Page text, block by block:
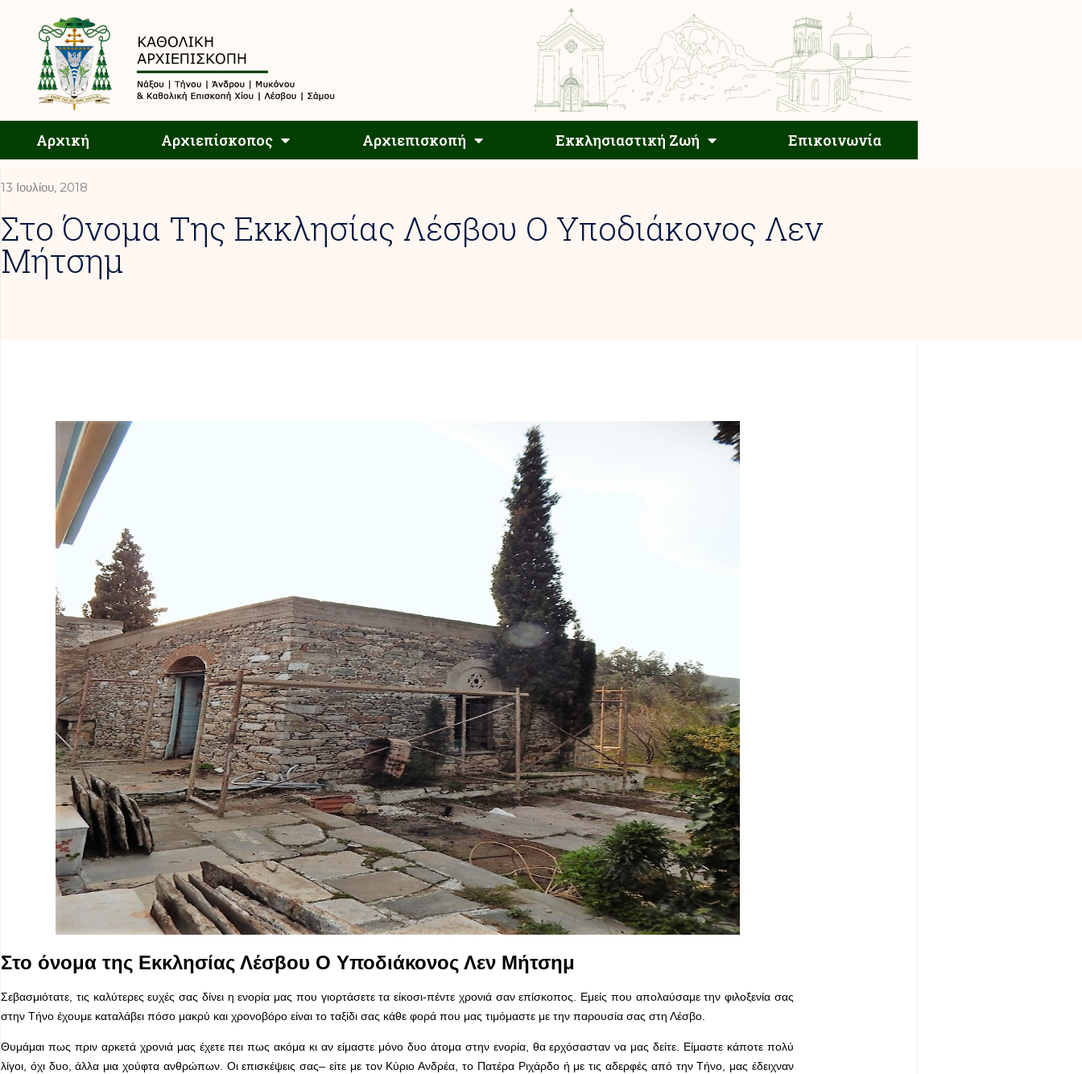
Αρχική Αρχιεπίσκοπος Αρχιεπισκοπή Εκκλησιαστική Ζωή Επικοινωνία
Αρχιεπισκοπή Εκκλησιαστική Ζωή Επικοινωνία
13 Ιουλίου, 2018
Στο Όνομα Της Εκκλησίας Λέσβου Ο Υποδιάκονος Λεν
Μήτσημ
Στο όνομα της Εκκλησίας Λέσβου Ο Υποδιάκονος Λεν Μήτσημ
Σεβασμιότατε, τις καλύτερες ευχές σας δίνει η ενορία μας που γιορτάσετε τα είκοσι-πέντε χρονιά σαν επίσκοπος. Εμείς που απολαύσαμε την φιλοξενία σας
στην Τήνο έχουμε καταλάβει πόσο μακρύ και χρονοβόρο είναι το ταξίδι σας κάθε φορά που μας τιμόμαστε με την παρουσία σας στη Λέσβο.
Θυμάμαι πως πριν αρκετά χρονιά μας έχετε πει πως ακόμα κι αν είμαστε μόνο δυο άτομα στην ενορία, θα ερχόσασταν να μας δείτε. Είμαστε κάποτε πολύ
λίγοι, όχι δυο, άλλα μια χούφτα ανθρώπων. Οι επισκέψεις σας– είτε με τον Κύριο Ανδρέα, το Πατέρα Ριχάρδο ή με τις αδερφές από την Τήνο, μας έδειχναν